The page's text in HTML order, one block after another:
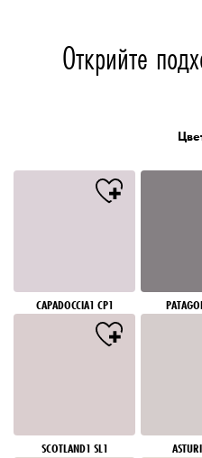
Открийте
CAPADOCCIA1 CP1
SCOTLAND1 SL1